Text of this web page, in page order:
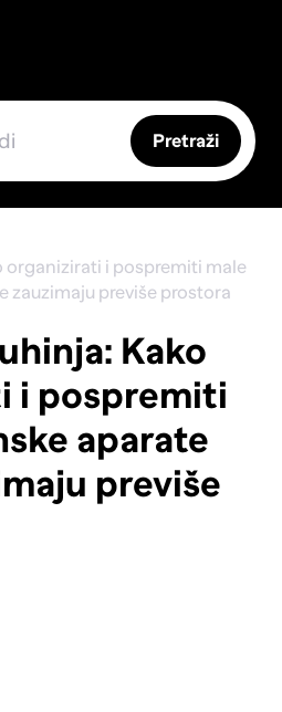
Pretraži
organizirati i pospremiti male
zauzimaju previše prostora
Kako
i pospremiti
aparate
previše